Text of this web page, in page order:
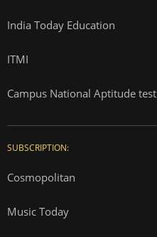
India Today Education
ITMI
Campus National Aptitude test
SUBSCRIPTION:
Cosmopolitan
Music Today